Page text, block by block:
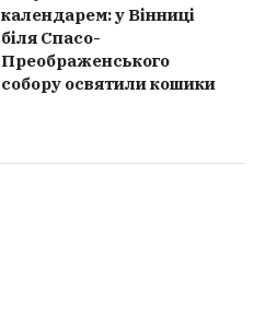
календарем: у Вінниці
біля Спасо-
Преображенського
собору освятили кошики